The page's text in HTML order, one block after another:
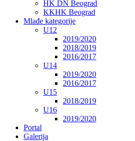
HK DN Beograd
KKHK Beograd
Mlađe kategorije
U12
2019/2020
2018/2019
2016/2017
U14
2019/2020
2016/2017
U15
2018/2019
U16
2019/2020
Portal
Galerija